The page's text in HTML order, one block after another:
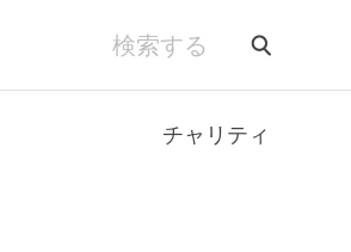
チャリティ